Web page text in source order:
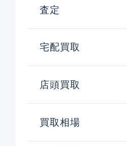
査定
宅配買取
店頭買取
買取相場